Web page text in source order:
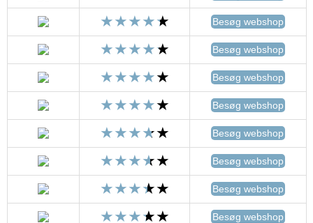
Besøg webshop
Besøg webshop
Besøg webshop
Besøg webshop
Besøg webshop
Besøg webshop
Besøg webshop
Besøg webshop